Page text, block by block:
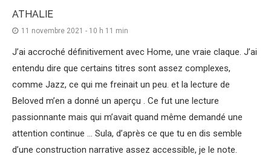
ATHALIE
11 novembre 2021 - 10 h 11 min
J’ai accroché définitivement avec Home, une vraie claque. J’ai
entendu dire que certains titres sont assez complexes,
comme Jazz, ce qui me freinait un peu. et la lecture de
Beloved m’en a donné un aperçu . Ce fut une lecture
passionnante mais qui m’avait quand même demandé une
attention continue … Sula, d’après ce que tu en dis semble
d’une construction narrative assez accessible, je le note.